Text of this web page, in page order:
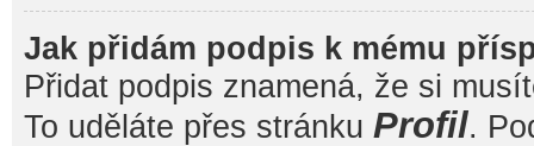
Jak přidám podpis k mému
Přidat podpis znamená, že si
To uděláte přes stránku Profil.